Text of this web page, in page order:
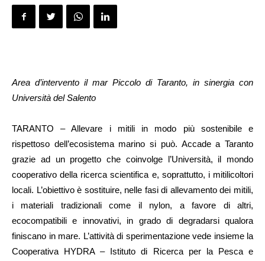
Area d’intervento il mar Piccolo di Taranto, in sinergia con
Università del Salento
TARANTO – Allevare i mitili in modo più sostenibile e
rispettoso dell’ecosistema marino si può. Accade a Taranto
grazie ad un progetto che coinvolge l’Università, il mondo
cooperativo della ricerca scientifica e, soprattutto, i mitilicoltori
locali. L’obiettivo è sostituire, nelle fasi di allevamento dei mitili,
i materiali tradizionali come il nylon, a favore di altri,
ecocompatibili e innovativi, in grado di degradarsi qualora
finiscano in mare. L’attività di sperimentazione vede insieme la
Cooperativa HYDRA – Istituto di Ricerca per la Pesca e